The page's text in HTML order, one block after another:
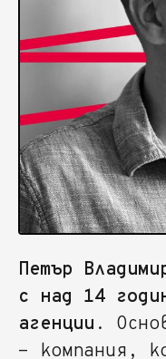
Петър
с над 14
агенции .
- компания,